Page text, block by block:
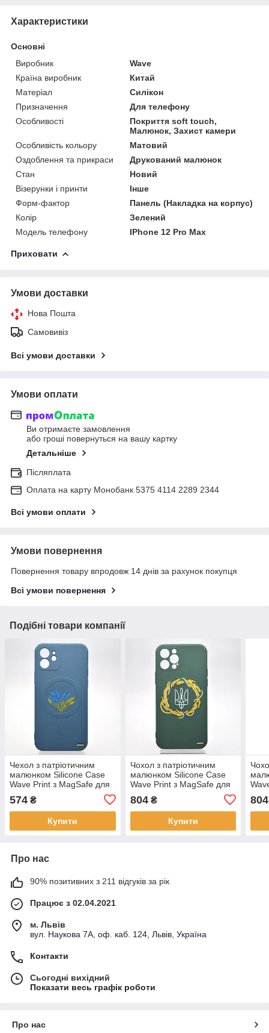
Характеристики
Основні
Виробник
Wave
Країна виробник
Китай
Матеріал
Силікон
Призначення
Для телефону
Особливості
Покриття soft touch,
Малюнок, Захист камери
Особливість кольору
Матовий
Оздоблення та прикраси
Друкований малюнок
Стан
Новий
Візерунки і принти
Інше
Форм-фактор
Панель (Накладка на корпус)
Колір
Зелений
Модель телефону
IPhone 12 Pro Max
Приховати
Умови доставки
Нова Пошта
Самовивіз
Всі умови доставки
Умови оплати
Ви отримаєте замовлення
або гроші повернуться на вашу картку
Детальніше
Післяплата
Оплата на карту Монобанк 5375 4114 2289 2344
Всі умови оплати
Умови повернення
Повернення товару впродовж 14 днів за рахунок покупця
Всі умови повернення
Подібні товари компанії
Чехол з патріотичним
малюнком Silicone Case
Wave Print з MagSafe для
iPhone 12 Soul of Ukraine
Синій
574 ₴
Купити
Чохол з патріотичним
малюнком Silicone Case
Wave Print з MagSafe для
Tradent Green
804₴
Купити
804
Про нас
90% позитивних з 211 відгуків за рік
Працює з 02.04.2021
м. Львів
вул. Наукова 7А, оф. каб. 124, Львів, Україна
Контакти
Сьогодні вихідний
Показати весь графік роботи
Про нас